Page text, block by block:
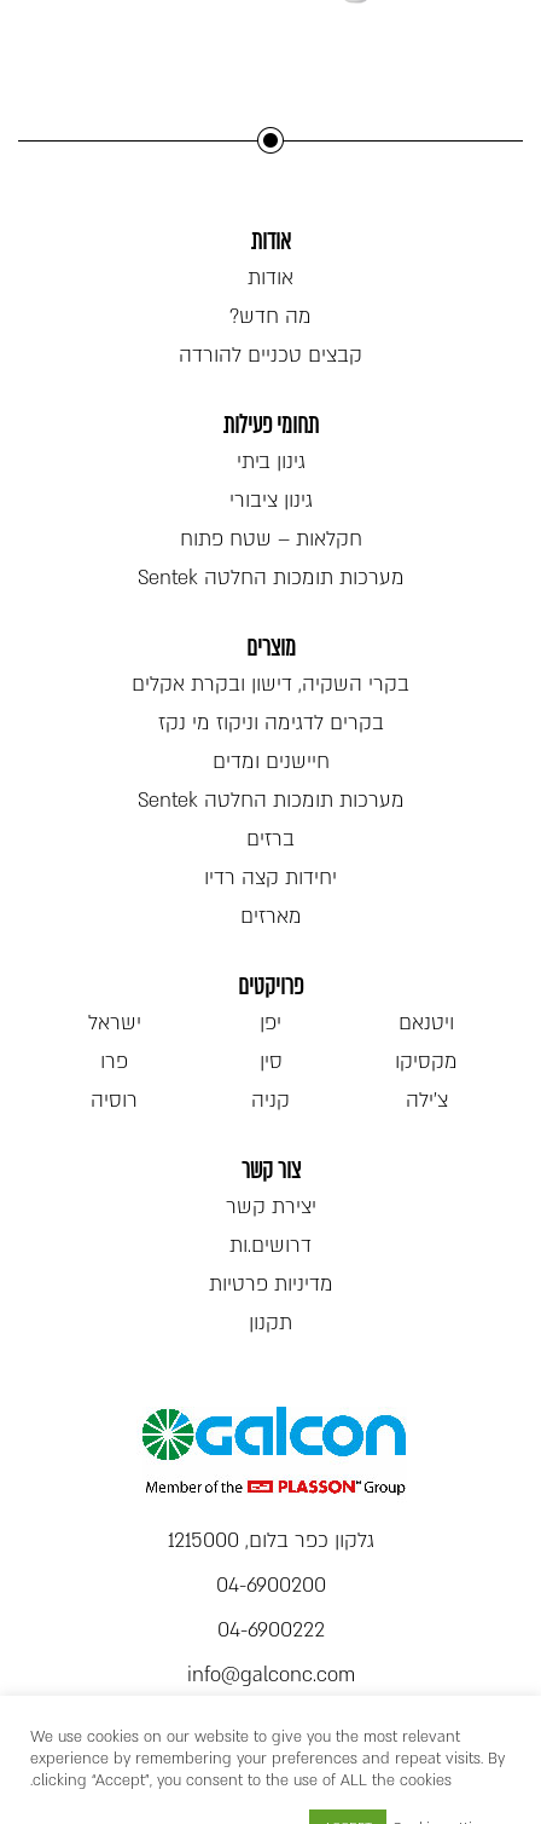
אודות
אודות
מה חדש?
קבצים טכניים להורדה
תחומי פעילות
גינון ביתי
גינון ציבורי
חקלאות – שטח פתוח
מערכות תומכות החלטה Sentek
מוצרים
בקרי השקיה, דישון ובקרת אקלים
בקרים לדגימה וניקוז מי נקז
חיישנים ומדים
מערכות תומכות החלטה Sentek
ברזים
יחידות קצה רדיו
מארזים
פרויקטים
ויטנאם יפן
ישראל
מקסיקו
סין
פרו
צ'ילה
קניה רוסיה
צור קשר
יצירת קשר
דרושים.ות
מדיניות פרטיות
תקנון
גלקון כפר בלום, 1215000
04-6900200
04-6900222
info@galconc.com
We use cookies on our website to give you the most relevant
experience by remembering your preferences and repeat visits. By
clicking “Accept”, you consent to the use of ALL the cookies.